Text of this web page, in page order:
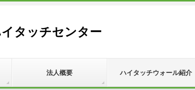
タッチセンター
法人概要 ハイタッチウォール紹介